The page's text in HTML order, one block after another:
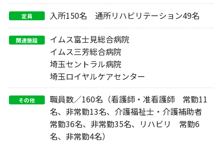
定員 入所150名 通所リハビリテーション49名
関連施設
イムス富士見総合病院
イムス三芳総合病院
埼玉セントラル病院
埼玉ロイヤルケアセンター
その他
職員数／160名（看護師・准看護師 常勤11
名、非常勤13名、介護福祉士・介護補助者
常勤36名、非常勤35名、リハビリ 常勤6
名、非常勤4名）